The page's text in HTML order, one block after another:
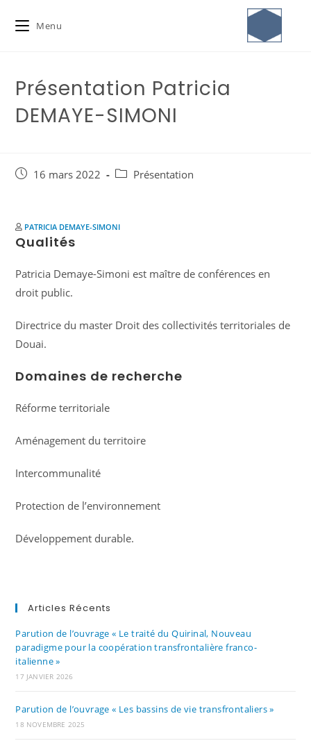
Menu
Présentation Patricia
DEMAYE-SIMONI
16 mars 2022 Présentation
PATRICIA DEMAYE-SIMONI
Qualités
Patricia Demaye-Simoni est maître de conférences en
droit public.
Directrice du master Droit des collectivités territoriales de
Douai.
Domaines de recherche
Réforme territoriale
Aménagement du territoire
Intercommunalité
Protection de l’environnement
Développement durable.
Articles Récents
Parution de l’ouvrage « Le traité du Quirinal, Nouveau
paradigme pour la coopération transfrontalière franco-
italienne »
17 JANVIER 2026
Parution de l’ouvrage « Les bassins de vie transfrontaliers »
18 NOVEMBRE 2025